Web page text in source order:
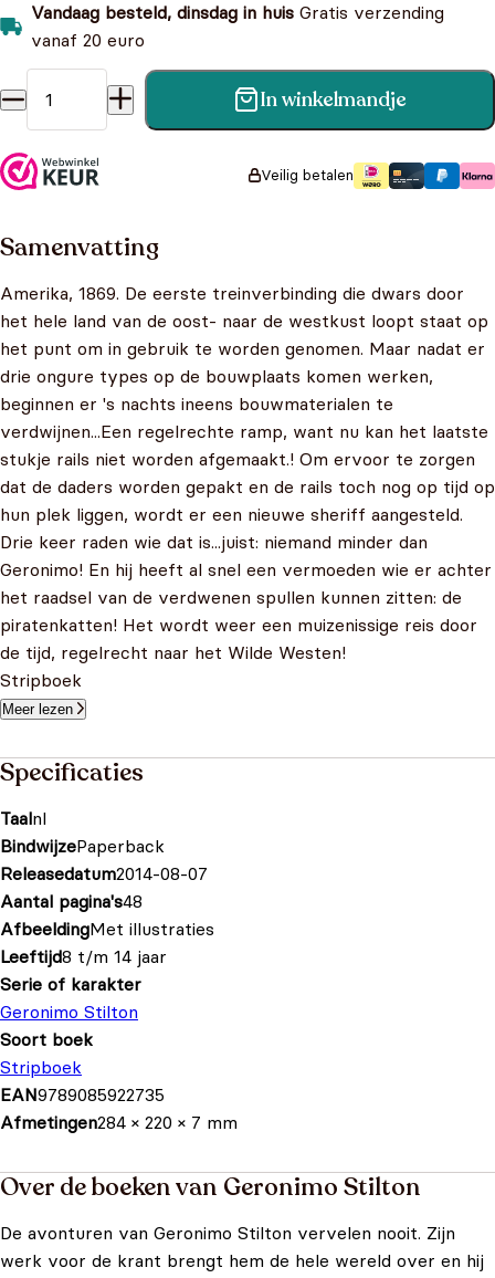
Vandaag besteld, dinsdag in huis Gratis verzending
vanaf 20 euro
Geronimo Stilton strip - De snelste trein van het Wilde
In winkelmandje
Veilig betalen
Samenvatting
Amerika, 1869. De eerste treinverbinding die dwars door
het hele land van de oost- naar de westkust loopt staat op
het punt om in gebruik te worden genomen. Maar nadat er
drie ongure types op de bouwplaats komen werken,
beginnen er 's nachts ineens bouwmaterialen te
verdwijnen...Een regelrechte ramp, want nu kan het laatste
stukje rails niet worden afgemaakt.! Om ervoor te zorgen
dat de daders worden gepakt en de rails toch nog op tijd op
hun plek liggen, wordt er een nieuwe sheriff aangesteld.
Drie keer raden wie dat is...juist: niemand minder dan
Geronimo! En hij heeft al snel een vermoeden wie er achter
het raadsel van de verdwenen spullen kunnen zitten: de
piratenkatten! Het wordt weer een muizenissige reis door
de tijd, regelrecht naar het Wilde Westen!
Stripboek
Meer lezen
Specificaties
Taalnl
BindwijzePaperback
Releasedatum2014-08-07
Aantal pagina's48
AfbeeldingMet illustraties
Leeftijd8 t/m 14 jaar
Serie of karakter
Geronimo Stilton
Soort boek
Stripboek
EAN9789085922735
Afmetingen284 × 220 × 7 mm
Over de boeken van Geronimo Stilton
De avonturen van Geronimo Stilton vervelen nooit. Zijn
werk voor de krant brengt hem de hele wereld over en hij